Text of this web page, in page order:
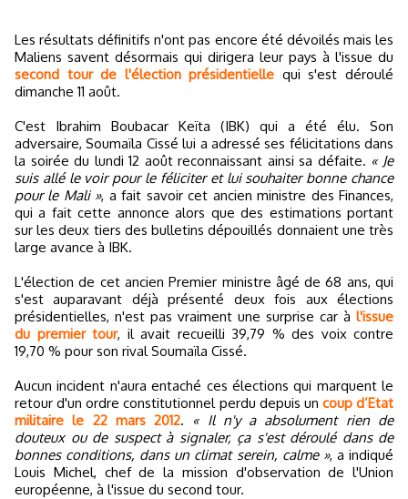
Les résultats définitifs n'ont pas encore été dévoilés mais les
Maliens savent désormais qui dirigera leur pays à l'issue du
second tour de l'élection présidentielle qui s'est déroulé
dimanche 11 août.
C'est Ibrahim Boubacar Keïta (IBK) qui a été élu. Son
adversaire, Soumaïla Cissé lui a adressé ses félicitations dans
la soirée du lundi 12 août reconnaissant ainsi sa défaite. « Je
suis allé le voir pour le féliciter et lui souhaiter bonne chance
pour le Mali », a fait savoir cet ancien ministre des Finances,
qui a fait cette annonce alors que des estimations portant
sur les deux tiers des bulletins dépouillés donnaient une très
large avance à IBK.
L'élection de cet ancien Premier ministre âgé de 68 ans, qui
s'est auparavant déjà présenté deux fois aux élections
présidentielles, n'est pas vraiment une surprise car à l'issue
du premier tour, il avait recueilli 39,79 % des voix contre
19,70 % pour son rival Soumaïla Cissé.
Aucun incident n'aura entaché ces élections qui marquent le
retour d'un ordre constitutionnel perdu depuis un coup d’Etat
militaire le 22 mars 2012. « Il n'y a absolument rien de
douteux ou de suspect à signaler, ça s'est déroulé dans de
bonnes conditions, dans un climat serein, calme », a indiqué
Louis Michel, chef de la mission d'observation de l'Union
européenne, à l'issue du second tour.